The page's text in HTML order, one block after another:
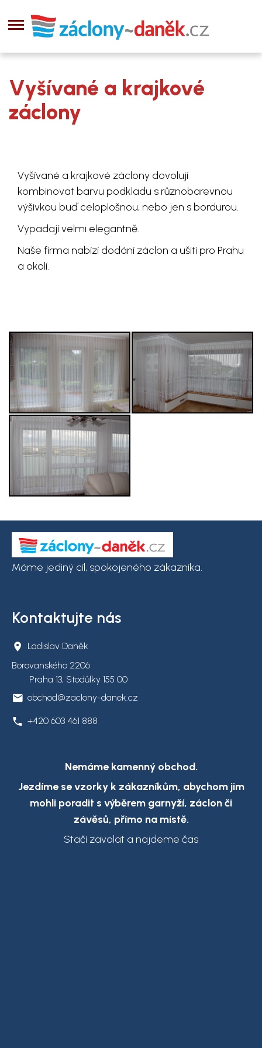
Vyšívané a krajkové
záclony
Vyšívané a krajkové záclony dovolují
kombinovat barvu podkladu s různobarevnou
výšivkou buď celoplošnou, nebo jen s bordurou.
Vypadají velmi elegantně.
Naše firma nabízí dodání záclon a ušití pro Prahu
a okolí.
Máme jediný cíl, spokojeného zákazníka.
Kontaktujte nás
Ladislav Daněk
Borovanského 2206
Praha 13, Stodůlky 155 00
obchod@zaclony-danek.cz
+420 603 461 888
Nemáme kamenný obchod.
Jezdíme se vzorky k zákazníkům, abychom jim
mohli poradit s výběrem garnyží, záclon či
závěsů, přímo na místě.
Stačí zavolat a najdeme čas